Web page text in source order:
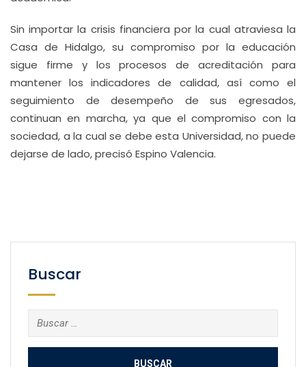
Sin importar la crisis financiera por la cual atraviesa la
Casa de Hidalgo, su compromiso por la educación
sigue firme y los procesos de acreditación para
mantener los indicadores de calidad, así como el
seguimiento de desempeño de sus egresados,
continuan en marcha, ya que el compromiso con la
sociedad, a la cual se debe esta Universidad, no puede
dejarse de lado, precisó Espino Valencia.
Buscar
Buscar: